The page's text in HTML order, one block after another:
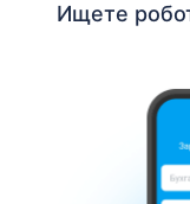
Ищете